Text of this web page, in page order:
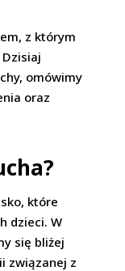
z którym
omówimy
oraz
które
dzieci. W
się bliżej
związanej z